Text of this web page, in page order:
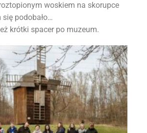
woskiem na skorupce
podobało…
krótki spacer po muzeum.